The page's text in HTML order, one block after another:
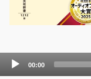
Audio
00:00